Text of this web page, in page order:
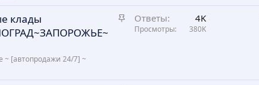
лЗ
клады
~ [автопродажи 24/7] ~
Ответы 4K
Просмотры 380K